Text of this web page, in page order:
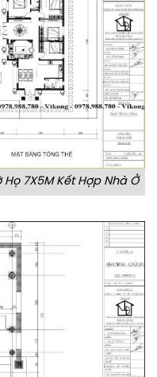
7X5M Kết Hợp Nhà Ở